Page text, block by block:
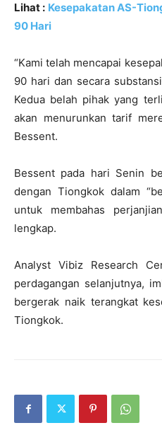
Lihat : Kesepakatan AS-
90 Hari
“Kami telah mencapai
90 hari dan secara
Kedua belah pihak yang
akan menurunkan tarif
Bessent.
Bessent pada hari Senin
dengan Tiongkok dalam
untuk membahas
lengkap.
Analyst Vibiz Research
perdagangan selanjutnya,
bergerak naik terangkat
Tiongkok.